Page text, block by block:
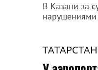
В Казани за
нарушениями
ТАТАРСТАН